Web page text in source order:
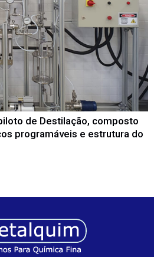
de Destilação, composto
programáveis e estrutura do